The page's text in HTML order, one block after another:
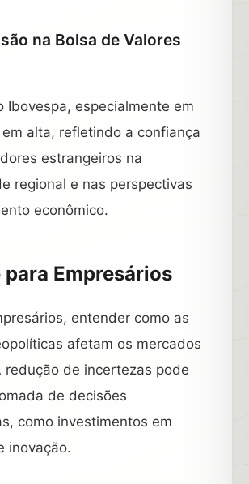
na Bolsa de Valores
Ibovespa, especialmente em
alta, refletindo a confiança
estrangeiros na
regional e nas perspectivas
econômico.
Empresários
entender como as
afetam os mercados
redução de incertezas pode
de decisões
como investimentos em
inovação.